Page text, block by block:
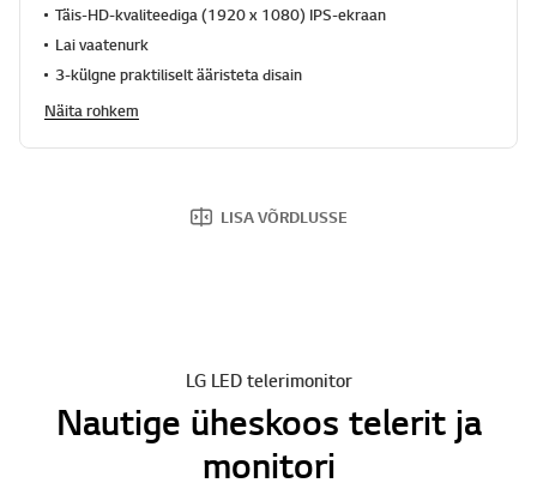
Täis-HD-kvaliteediga (1920 x 1080) IPS-ekraan
Lai vaatenurk
3-külgne praktiliselt ääristeta disain
Näita rohkem
LISA VÕRDLUSSE
LG LED telerimonitor
Nautige üheskoos telerit ja
monitori